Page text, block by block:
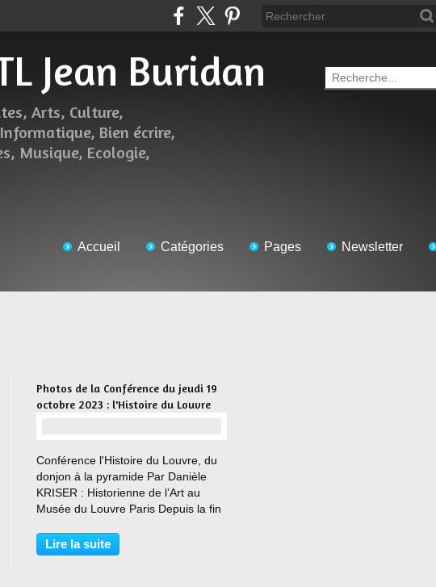
Jean Buridan
Arts, Culture,
Bien écrire,
Musique, Ecologie,
Accueil Catégories Pages Newsletter
Photos de la Conférence du jeudi 19
octobre 2023 : l'Histoire du Louvre
Conférence l'Histoire du Louvre, du
donjon à la pyramide Par Danièle
KRISER : Historienne de l’Art au
Musée du Louvre Paris Depuis la fin
cœur de l’histoire de Paris.
Forteresse bâtie aux limites de la
Lire la suite